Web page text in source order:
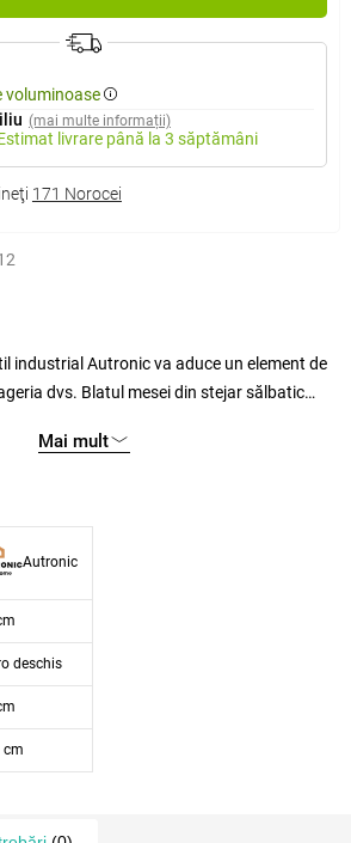
voluminoase
(mai multe informații)
livrare până la 3 săptămâni
171 Norocei
industrial Autronic va aduce un element de
dvs. Blatul mesei din stejar sălbatic
este accentuat de picioarele din metal
și creează un contrast modern cu nuanța
mesei. Forma atipică a blatului adaugă
este ideală pentru iubitorii de design care
Mai mult
Autronic
deschis
cm